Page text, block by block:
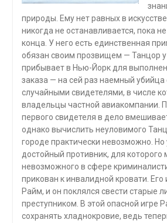
природы. Ему нет равных в
никогда не останавливается, пока
конца. У него есть единственная
обязан своим прозвищем — Танцор у
прибывает в Нью-Йорк для
заказа — на сей раз наемный убийца
случайными свидетелями, в числе
владельцы частной авиакомпании.
первого свидетеля в дело
однако вычислить неуловимого
городе практически невозможно. Но
достойный противник, для которого
невозможного в сфере
прикован к инвалидной кровати.
Райм, и он поклялся свести старые
преступником. В этой опасной игре
сохранять хладнокровие, ведь